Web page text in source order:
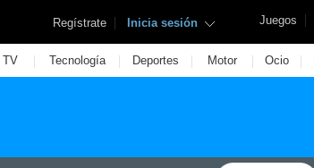
Juegos |
Regístrate | Inicia sesión
TV | Tecnología | Deportes | Motor | Ocio |